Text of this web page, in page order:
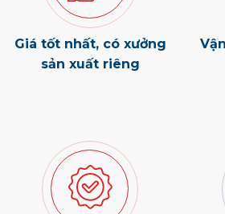
Giá tốt nhất, có xưởng
sản xuất riêng